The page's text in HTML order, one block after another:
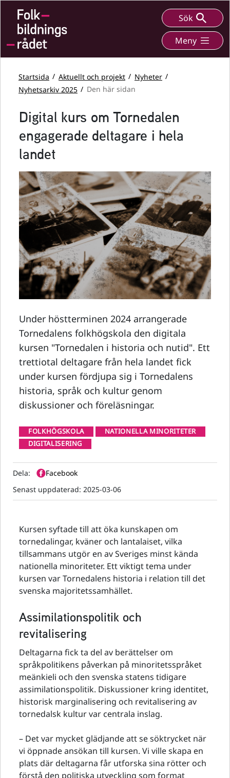
Sök
Meny
Startsida Aktuellt och projekt
Nyheter
Nyhetsarkiv 2025
Den här sidan
Digital kurs om Tornedalen
engagerade deltagare i hela
landet
Under höstterminen 2024 arrangerade
Tornedalens folkhögskola den digitala
kursen "Tornedalen i historia och nutid". Ett
trettiotal deltagare från hela landet fick
under kursen fördjupa sig i Tornedalens
historia, språk och kultur genom
diskussioner och föreläsningar.
FOLKHÖGSKOLA
NATIONELLA MINORITETER
DIGITALISERING
Dela:
Facebook
Senast uppdaterad: 2025-03-06
Kursen syftade till att öka kunskapen om
tornedalingar, kväner och lantalaiset, vilka
tillsammans utgör en av Sveriges minst kända
nationella minoriteter. Ett viktigt tema under
kursen var Tornedalens historia i relation till det
svenska majoritetssamhället.
Assimilationspolitik och
revitalisering
Deltagarna fick ta del av berättelser om
språkpolitikens påverkan på minoritetsspråket
meänkieli och den svenska statens tidigare
assimilationspolitik. Diskussioner kring identitet,
historisk marginalisering och revitalisering av
tornedalsk kultur var centrala inslag.
– Det var mycket glädjande att se söktrycket när
vi öppnade ansökan till kursen. Vi ville skapa en
plats där deltagarna får utforska sina rötter och
förstå den politiska utveckling som format